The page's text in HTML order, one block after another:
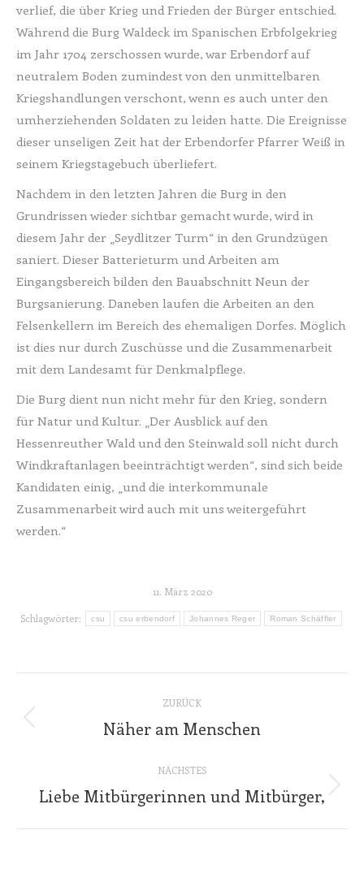
verlief, die über Krieg und Frieden der Bürger entschied.
Während die Burg Waldeck im Spanischen Erbfolgekrieg
im Jahr 1704 zerschossen wurde, war Erbendorf auf
neutralem Boden zumindest von den unmittelbaren
Kriegshandlungen verschont, wenn es auch unter den
umherziehenden Soldaten zu leiden hatte. Die Ereignisse
dieser unseligen Zeit hat der Erbendorfer Pfarrer Weiß in
seinem Kriegstagebuch überliefert.
Nachdem in den letzten Jahren die Burg in den
Grundrissen wieder sichtbar gemacht wurde, wird in
diesem Jahr der „Seydlitzer Turm“ in den Grundzügen
saniert. Dieser Batterieturm und Arbeiten am
Eingangsbereich bilden den Bauabschnitt Neun der
Burgsanierung. Daneben laufen die Arbeiten an den
Felsenkellern im Bereich des ehemaligen Dorfes. Möglich
ist dies nur durch Zuschüsse und die Zusammenarbeit
mit dem Landesamt für Denkmalpflege.
Die Burg dient nun nicht mehr für den Krieg, sondern
für Natur und Kultur. „Der Ausblick auf den
Hessenreuther Wald und den Steinwald soll nicht durch
Windkraftanlagen beeinträchtigt werden“, sind sich beide
Kandidaten einig, „und die interkommunale
Zusammenarbeit wird auch mit uns weitergeführt
werden.“
11. März 2020
Schlagwörter: csu csu erbendorf Johannes Reger Roman Schäffler
Kommentarnavigation
ZURÜCK
Vorheriger
Näher am Menschen
NÄCHSTES
Nächster
Liebe Mitbürgerinnen und Mitbürger,